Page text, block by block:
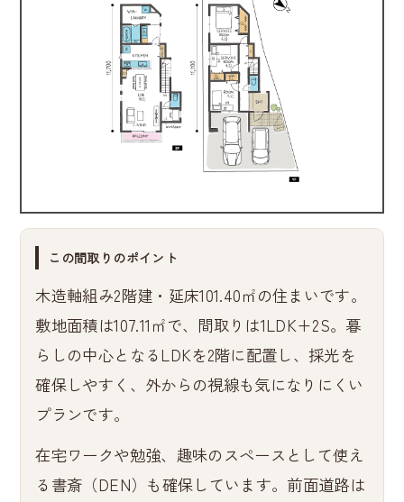
この間取りのポイント
木造軸組み2階建・延床101.40㎡の住まいです。
敷地面積は107.11㎡で、間取りは1LDK+2S。暮
らしの中心となるLDKを2階に配置し、採光を
確保しやすく、外からの視線も気になりにくい
プランです。
在宅ワークや勉強、趣味のスペースとして使え
る書斎（DEN）も確保しています。前面道路は